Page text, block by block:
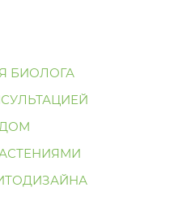
БИОЛОГА